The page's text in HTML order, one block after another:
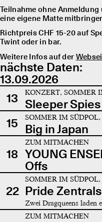
Teilnahme ohne
eine eigene Matte
Richtpreis CHF 15-20 auf
Twint oder in bar.
Weitere Infos auf der
nächste Daten:
13.09.2026
13
KONZERT, SOMMER
Sleeper Spies
15
SOMMER IM
Big in Japan
18
ZUM MITMACHEN
YOUNG
Offs
22
SOMMER IM
Pride
Zwei Dragqueens laden
ZUM MITMACHEN